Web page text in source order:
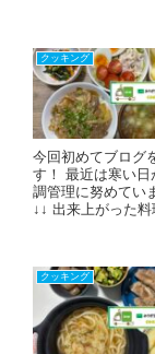
クッキング
今回初めてブログ
す！ 最近は寒い
調管理に努めてい
↓↓ 出来上がった
クッキング